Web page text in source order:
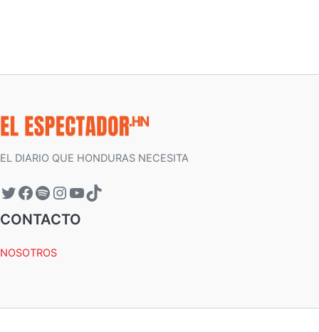
EL DIARIO QUE HONDURAS NECESITA
CONTACTO
NOSOTROS